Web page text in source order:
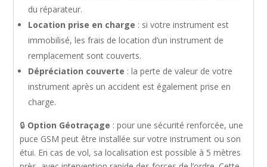
du réparateur.
Location prise en charge : si votre instrument est
immobilisé, les frais de location d’un instrument de
remplacement sont couverts.
Dépréciation couverte : la perte de valeur de votre
instrument après un accident est également prise en
charge.
🔒 Option Géotraçage : pour une sécurité renforcée, une
puce GSM peut être installée sur votre instrument ou son
étui. En cas de vol, sa localisation est possible à 5 mètres